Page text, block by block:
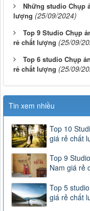
Những studio Chụp
lượng (25/09/2024)
Top 9 Studio Chụp
rẻ chất lượng (25/09/
Top 6 studio Chụp
rẻ chất lượng (25/09/
Tin xem nhiều
Top 10
giá rẻ chất
Top 9
Nam giá rẻ
Top 5
giá rẻ chất